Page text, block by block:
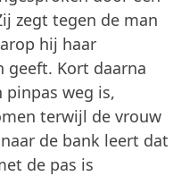
zegt tegen de man
hij haar
geeft. Kort daarna
weg is,
terwijl de vrouw
de bank leert dat
de pas is